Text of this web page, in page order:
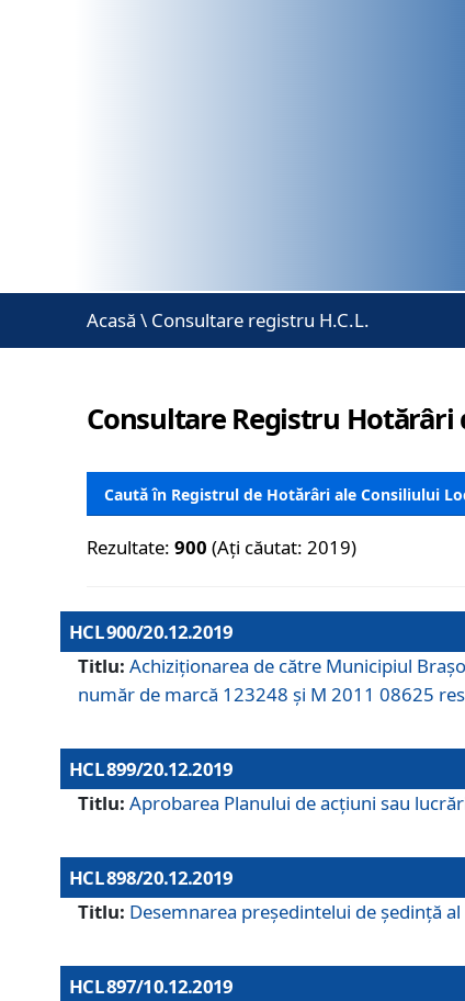
Acasă \ Consultare registru H.C.L.
Consultare Registru Hotărâri
Caută în Registrul de Hotărâri ale Consiliului
Rezultate:900 (Ați căutat: 2019)
HCL 900/20.12.2019
Titlu: Achiziționarea de către Municipiul
număr de marcă 123248 și M 2011 08625
HCL 899/20.12.2019
Titlu: Aprobarea Planului de acţiuni sau
HCL 898/20.12.2019
Titlu: Desemnarea preşedintelui de şedinţă
HCL 897/10.12.2019